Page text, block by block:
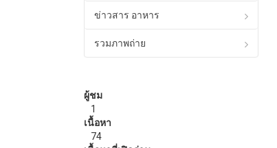
ข่าวสาร อาหาร
รวมภาพถ่าย
ผู้ชม
1
เนื้อหา
74